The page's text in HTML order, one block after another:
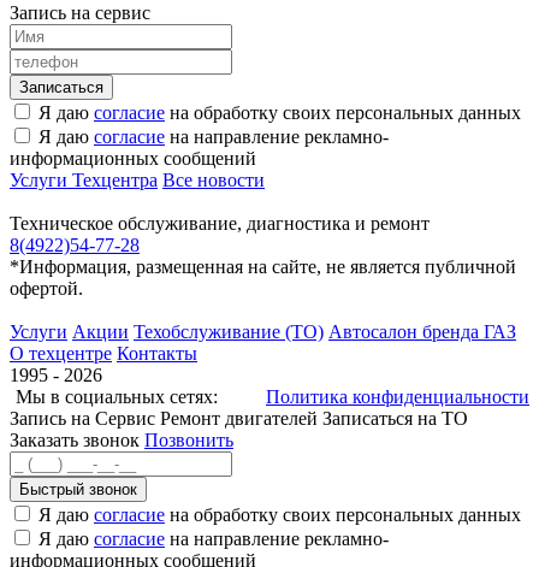
Запись на сервис
Я даю согласие на обработку своих персональных данных
Я даю согласие на направление рекламно-
информационных сообщений
Услуги Техцентра Все новости
Техническое обслуживание, диагностика и ремонт
8(4922)54-77-28
*Информация, размещенная на сайте, не является публичной
офертой.
Услуги Акции Техобслуживание (ТО) Автосалон бренда ГАЗ
О техцентре Контакты
1995 - 2026
Мы в социальных сетях:
Политика конфиденциальности
Запись на Сервис Ремонт двигателей Записаться на ТО
Заказать звонок Позвонить
Быстрый звонок
Я даю согласие на обработку своих персональных данных
Я даю согласие на направление рекламно-
информационных сообщений